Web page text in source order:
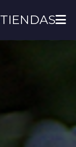
TIENDAS